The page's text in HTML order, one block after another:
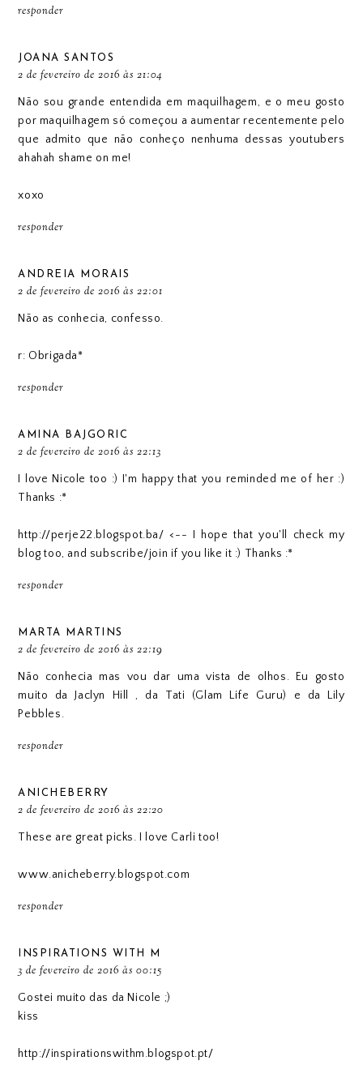
responder
JOANA SANTOS
2 de fevereiro de 2016 às 21:04
Não sou grande entendida em maquilhagem, e o meu gosto
por maquilhagem só começou a aumentar recentemente pelo
que admito que não conheço nenhuma dessas youtubers
ahahah shame on me!
xoxo
responder
ANDREIA MORAIS
2 de fevereiro de 2016 às 22:01
Não as conhecia, confesso.
r: Obrigada*
responder
AMINA BAJGORIC
2 de fevereiro de 2016 às 22:13
I love Nicole too :) I'm happy that you reminded me of her :)
Thanks :*
http://perje22.blogspot.ba/ <-- I hope that you'll check my
blog too, and subscribe/join if you like it :) Thanks :*
responder
MARTA MARTINS
2 de fevereiro de 2016 às 22:19
Não conhecia mas vou dar uma vista de olhos. Eu gosto
muito da Jaclyn Hill , da Tati (Glam Life Guru) e da Lily
Pebbles.
responder
ANICHEBERRY
2 de fevereiro de 2016 às 22:20
These are great picks. I love Carli too!
www.anicheberry.blogspot.com
responder
INSPIRATIONS WITH M
3 de fevereiro de 2016 às 00:15
Gostei muito das da Nicole ;)
kiss
http://inspirationswithm.blogspot.pt/